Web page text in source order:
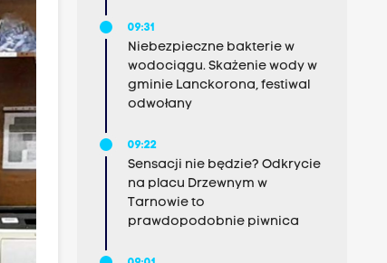
09:31
Niebezpieczne bakterie w
wodociągu. Skażenie wody w
gminie Lanckorona, festiwal
odwołany
09:22
Sensacji nie będzie? Odkrycie
na placu Drzewnym w
Tarnowie to
prawdopodobnie piwnica